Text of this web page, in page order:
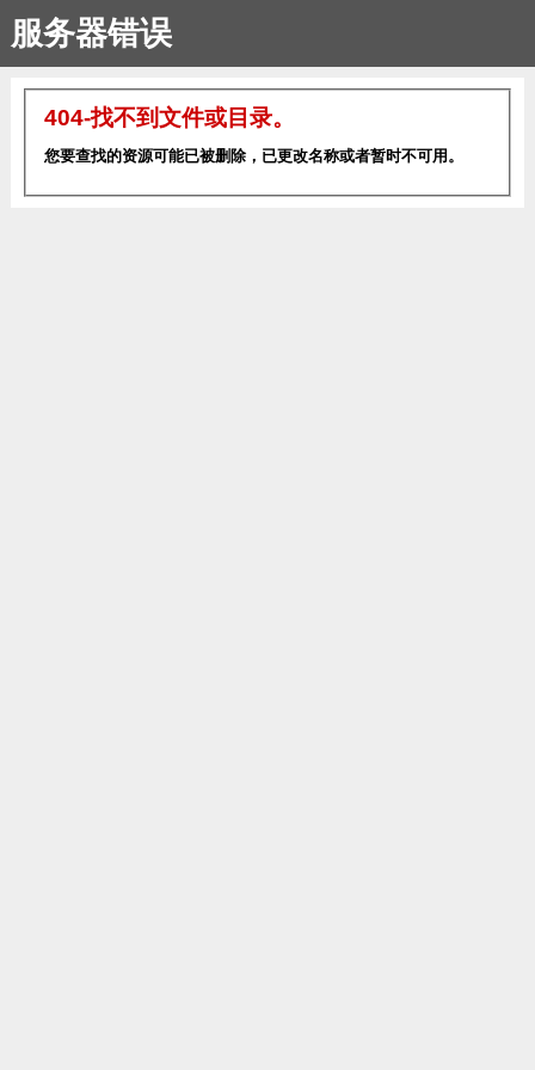
服务器错误
404-找不到文件或目录。
您要查找的资源可能已被删除，已更改名称或者暂时不可用。